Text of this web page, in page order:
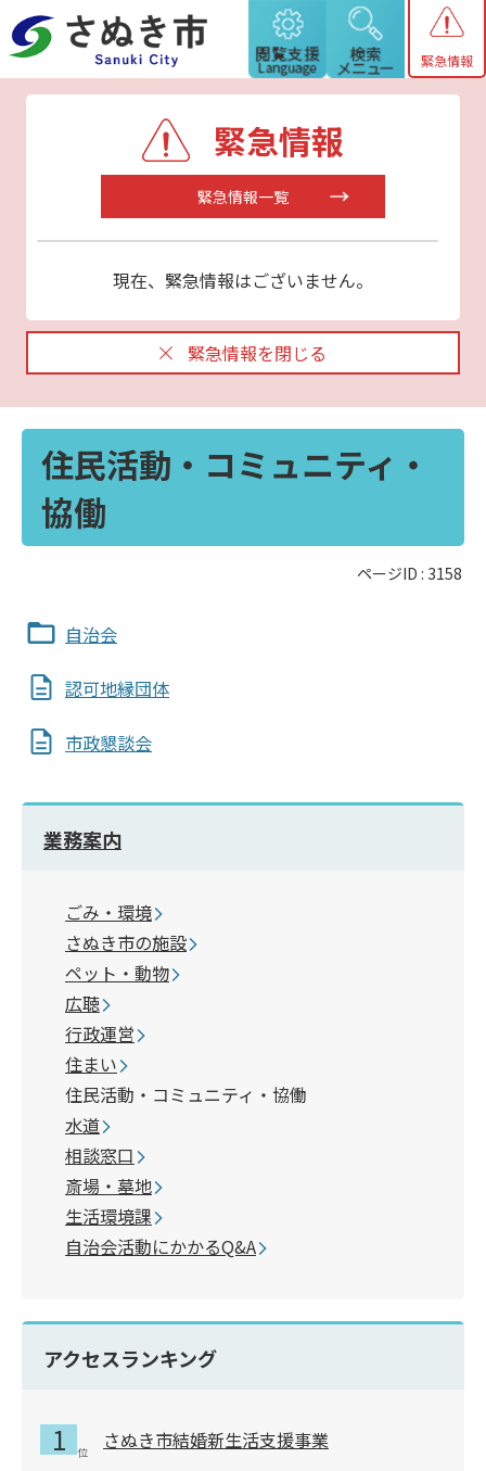
緊急情報
緊急情報
緊急情報一覧
現在、緊急情報はございません。
緊急情報を閉じる
住民活動・コミュニティ・
協働
ページID : 3158
自治会
認可地縁団体
市政懇談会
業務案内
ごみ・環境
さぬき市の施設
ペット・動物
広聴
行政運営
住まい
住民活動・コミュニティ・協働
水道
相談窓口
斎場・墓地
生活環境課
自治会活動にかかるQ&A
アクセスランキング
さぬき市結婚新生活支援事業